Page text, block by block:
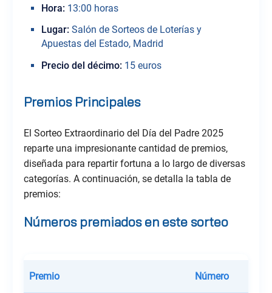
Hora:13:00 horas
Lugar:Salón de Sorteos de Loterías y
Apuestas del Estado, Madrid
Precio del décimo:15 euros
Premios Principales
El Sorteo Extraordinario del Día del Padre 2025
reparte una impresionante cantidad de premios,
diseñada para repartir fortuna a lo largo de diversas
categorías. A continuación, se detalla la tabla de
premios:
Números premiados en este sorteo
Premio Número